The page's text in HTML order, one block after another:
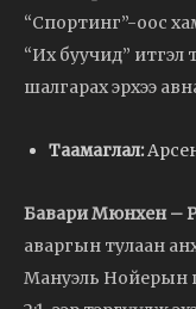
“Спортинг”-оос
“Их буучид” итгэл
шалгарах эрхээ
Таамаглал:
Бавари Мюнхен –
аваргын тулаан
Мануэль Нойерын